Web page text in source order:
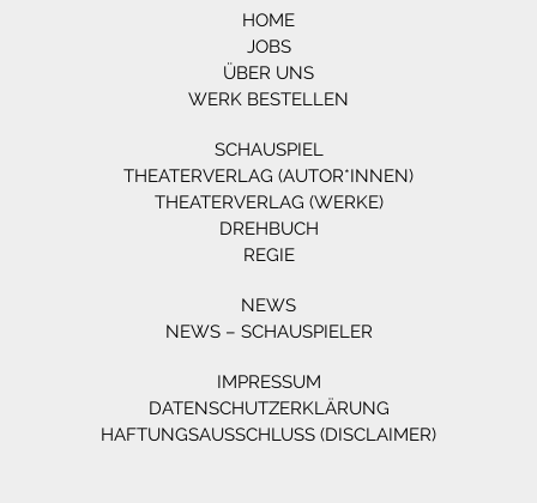
HOME
JOBS
ÜBER UNS
WERK BESTELLEN
SCHAUSPIEL
THEATERVERLAG (AUTOR*INNEN)
THEATERVERLAG (WERKE)
DREHBUCH
REGIE
NEWS
NEWS – SCHAUSPIELER
IMPRESSUM
DATENSCHUTZERKLÄRUNG
HAFTUNGSAUSSCHLUSS (DISCLAIMER)